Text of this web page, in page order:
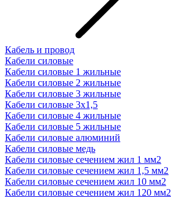
Кабель и провод
Кабели силовые
Кабели силовые 1 жильные
Кабели силовые 2 жильные
Кабели силовые 3 жильные
Кабели силовые 3х1,5
Кабели силовые 4 жильные
Кабели силовые 5 жильные
Кабели силовые алюминий
Кабели силовые медь
Кабели силовые сечением жил 1 мм2
Кабели силовые сечением жил 1,5 мм2
Кабели силовые сечением жил 10 мм2
Кабели силовые сечением жил 120 мм2